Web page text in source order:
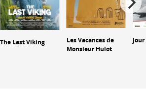
The Last Viking
Les Vacances de
Monsieur Hulot
Jour